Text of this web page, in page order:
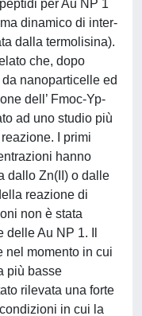
per Au NP 1
dinamico di inter-
dalla termolisina).
che, dopo
nanoparticelle ed
dell’ Fmoc-Yp-
ad uno studio più
I primi
hanno
dallo Zn(II) o dalle
reazione di
non è stata
Au NP 1. Il
nel momento in cui
più basse
rilevata una forte
in cui la